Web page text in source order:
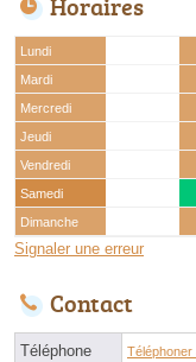
Lundi
Mardi
Mercredi
Jeudi
Vendredi
Samedi
Dimanche
Signaler une erreur
Contact
Téléphone Téléphoner